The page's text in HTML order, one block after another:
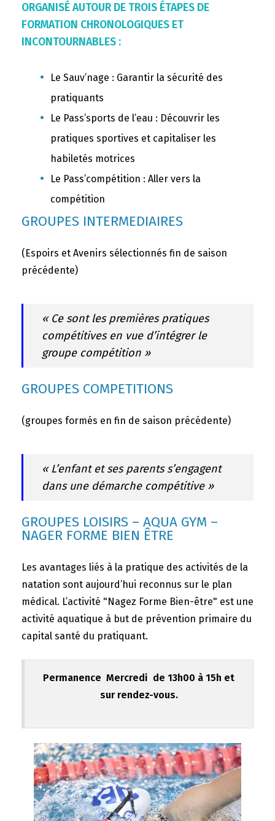
ORGANISÉ AUTOUR DE TROIS ÉTAPES DE
FORMATION CHRONOLOGIQUES ET
INCONTOURNABLES :
Le Sauv’nage : Garantir la sécurité des
pratiquants
Le Pass’sports de l’eau : Découvrir les
pratiques sportives et capitaliser les
habiletés motrices
Le Pass’compétition : Aller vers la
compétition
GROUPES INTERMEDIAIRES
(Espoirs et Avenirs sélectionnés fin de saison
précédente)
« Ce sont les premières pratiques
compétitives en vue d’intégrer le
groupe compétition »
GROUPES COMPETITIONS
(groupes formés en fin de saison précédente)
« L’enfant et ses parents s’engagent
dans une démarche compétitive »
GROUPES LOISIRS – AQUA GYM –
NAGER FORME BIEN ÊTRE
Les avantages liés à la pratique des activités de la
natation sont aujourd’hui reconnus sur le plan
médical. L’activité "Nagez Forme Bien-être" est une
activité aquatique à but de prévention primaire du
capital santé du pratiquant.
Permanence Mercredi de 13h00 à 15h et
sur rendez-vous.